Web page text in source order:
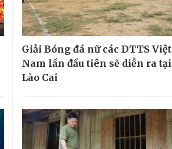
Giải Bóng đá nữ các DTTS Việt
Nam lần đầu tiên sẽ diễn ra tại
Lào Cai